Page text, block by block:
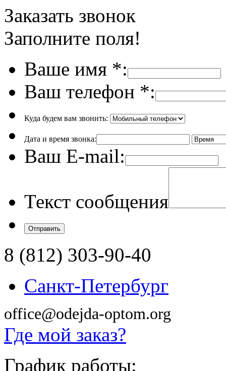
Заказать звонок
Заполните поля!
Ваше имя *:
Ваш телефон *:
Куда будем вам звонить:
Дата и время звонка:
Ваш E-mail:
Текст сообщения
8 (812) 303-90-40
Санкт-Петербург
office@odejda-optom.org
Где мой заказ?
График работы: